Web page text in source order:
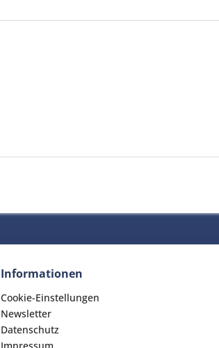
Informationen
Cookie-Einstellungen
Newsletter
Datenschutz